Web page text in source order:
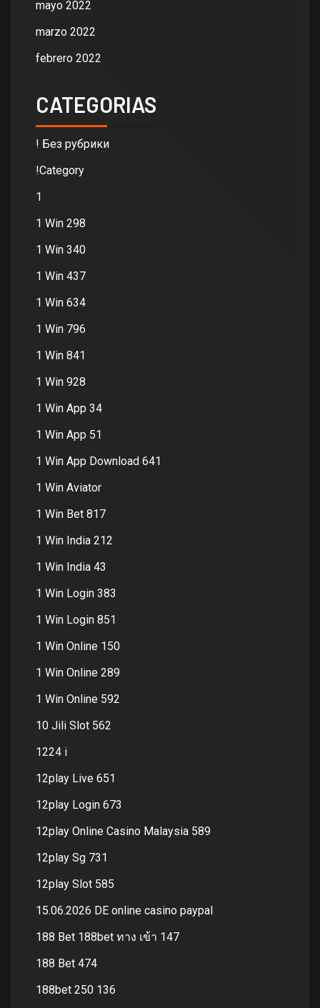
mayo 2022
marzo 2022
febrero 2022
CATEGORIAS
! Без рубрики
!Category
1
1 Win 298
1 Win 340
1 Win 437
1 Win 634
1 Win 796
1 Win 841
1 Win 928
1 Win App 34
1 Win App 51
1 Win App Download 641
1 Win Aviator
1 Win Bet 817
1 Win India 212
1 Win India 43
1 Win Login 383
1 Win Login 851
1 Win Online 150
1 Win Online 289
1 Win Online 592
10 Jili Slot 562
1224 i
12play Live 651
12play Login 673
12play Online Casino Malaysia 589
12play Sg 731
12play Slot 585
15.06.2026 DE online casino paypal
188 Bet 188bet ทาง เข้า 147
188 Bet 474
188bet 250 136